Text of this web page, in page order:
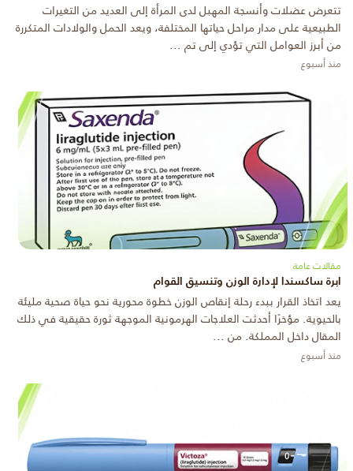
تتعرض عضلات وأنسجة المهبل لدى المرأة إلى العديد من التغيرات
الطبيعية على مدار مراحل حياتها المختلفة، ويعد الحمل والولادات المتكررة
من أبرز العوامل التي تؤدي إلى تم ...
منذ أسبوع
مقالات عامة
ابرة ساكسندا لإدارة الوزن وتنسيق القوام
يعد اتخاذ القرار ببدء رحلة إنقاص الوزن خطوة محورية نحو حياة صحية مليئة
بالحيوية. مؤخرًا أحدثت العلاجات الهرمونية الموجهة ثورة حقيقية في ذلك
المقال داخل المملكة. من ...
منذ أسبوع